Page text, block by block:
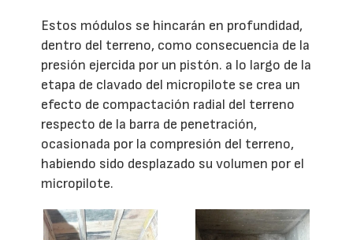
Estos módulos se hincarán en profundidad,
dentro del terreno, como consecuencia de la
presión ejercida por un pistón. a lo largo de la
etapa de clavado del micropilote se crea un
efecto de compactación radial del terreno
respecto de la barra de penetración,
ocasionada por la compresión del terreno,
habiendo sido desplazado su volumen por el
micropilote.